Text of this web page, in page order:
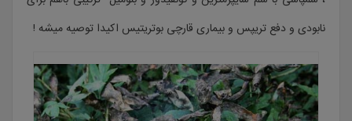
نابودی و دفع تریپس و بیماری قارچی بوتریتیس اکیدا توصیه میشه !